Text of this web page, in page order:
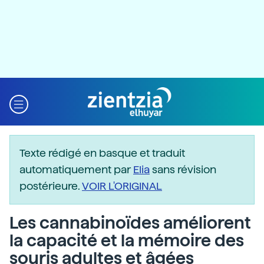
Texte rédigé en basque et traduit
automatiquement parEliasans révision
postérieure.VOIR L'ORIGINAL
Les cannabinoïdes améliorent
la capacité et la mémoire des
souris adultes et âgées